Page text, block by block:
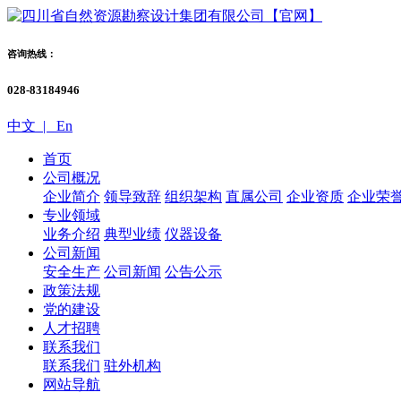
咨询热线：
028-83184946
中文 | En
首页
公司概况
企业简介 领导致辞 组织架构 直属公司 企业资质 企业荣
专业领域
业务介绍 典型业绩 仪器设备
公司新闻
安全生产 公司新闻 公告公示
政策法规
党的建设
人才招聘
联系我们
联系我们 驻外机构
网站导航